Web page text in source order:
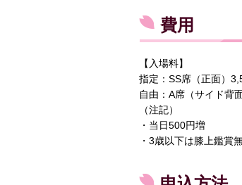
費用
【入場料】
指定：SS席（正面）
自由：A席（サイド背
（注記）
・当日500円増
・3歳以下は膝上鑑賞